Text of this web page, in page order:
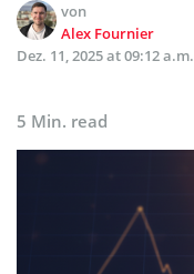
von
Alex Fournier
Dez. 11, 2025 at 09:12 a.m.
5 Min. read